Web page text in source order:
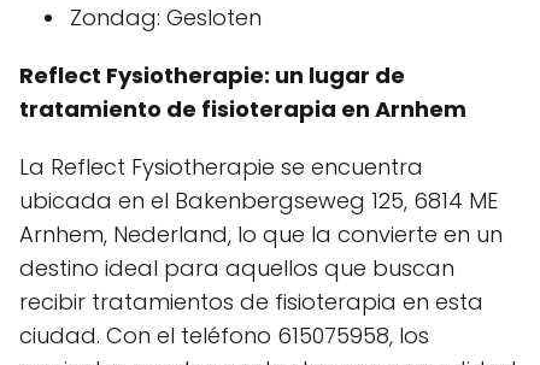
Zondag: Gesloten
Reflect Fysiotherapie: un lugar de
tratamiento de fisioterapia en Arnhem
La Reflect Fysiotherapie se encuentra
ubicada en el Bakenbergseweg 125, 6814 ME
Arnhem, Nederland, lo que la convierte en un
destino ideal para aquellos que buscan
recibir tratamientos de fisioterapia en esta
ciudad. Con el teléfono 615075958, los